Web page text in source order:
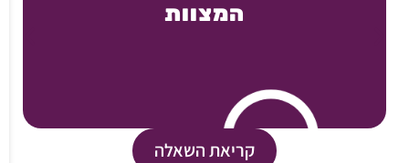
המצוות
קריאת השאלה